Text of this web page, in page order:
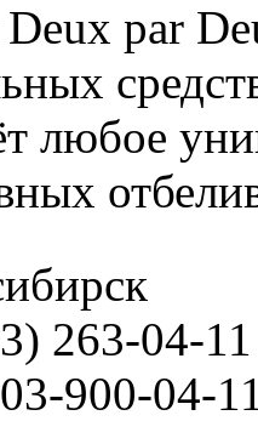
par
любое
263-04-11
900-04-11